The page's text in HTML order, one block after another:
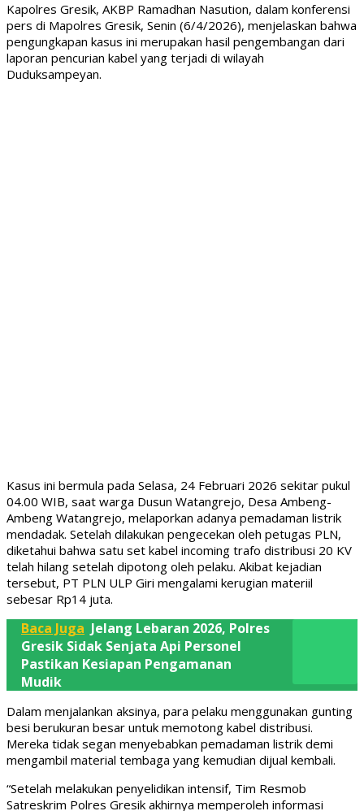
Kapolres Gresik, AKBP Ramadhan Nasution, dalam konferensi
pers di Mapolres Gresik, Senin (6/4/2026), menjelaskan bahwa
pengungkapan kasus ini merupakan hasil pengembangan dari
laporan pencurian kabel yang terjadi di wilayah
Duduksampeyan.
Kasus ini bermula pada Selasa, 24 Februari 2026 sekitar pukul
04.00 WIB, saat warga Dusun Watangrejo, Desa Ambeng-
Ambeng Watangrejo, melaporkan adanya pemadaman listrik
mendadak. Setelah dilakukan pengecekan oleh petugas PLN,
diketahui bahwa satu set kabel incoming trafo distribusi 20 KV
telah hilang setelah dipotong oleh pelaku. Akibat kejadian
tersebut, PT PLN ULP Giri mengalami kerugian materiil
sebesar Rp14 juta.
Baca Juga Jelang Lebaran 2026, Polres
Gresik Sidak Senjata Api Personel
Pastikan Kesiapan Pengamanan
Mudik
Dalam menjalankan aksinya, para pelaku menggunakan gunting
besi berukuran besar untuk memotong kabel distribusi.
Mereka tidak segan menyebabkan pemadaman listrik demi
mengambil material tembaga yang kemudian dijual kembali.
“Setelah melakukan penyelidikan intensif, Tim Resmob
Satreskrim Polres Gresik akhirnya memperoleh informasi